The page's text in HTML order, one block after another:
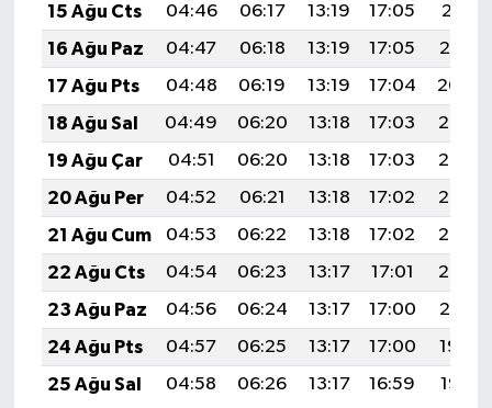
15 Ağu Cts
04:46 06:17 13:19 17:05
20:11
16 Ağu Paz
04:47 06:18 13:19 17:05
20:10
17 Ağu Pts
04:48 06:19 13:19 17:04
20:09
18 Ağu Sal
04:49 06:20 13:18 17:03
20:07
19 Ağu Çar
04:51 06:20 13:18 17:03
20:06
20 Ağu Per
04:52 06:21 13:18 17:02
20:05
21 Ağu Cum
04:53 06:22 13:18 17:02
20:03
22 Ağu Cts
04:54 06:23 13:17 17:01
20:02
23 Ağu Paz
04:56 06:24 13:17 17:00
20:01
24 Ağu Pts
04:57 06:25 13:17 17:00
19:59
25 Ağu Sal
04:58 06:26 13:17 16:59 19:58